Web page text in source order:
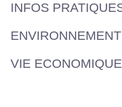
INFOS
ENVIRONNEMENT
VIE ECONOMIQUE